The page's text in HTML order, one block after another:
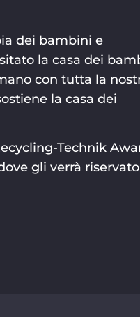
dei bambini e
la casa dei
con tutta la
la casa dei
Technik
gli verrà